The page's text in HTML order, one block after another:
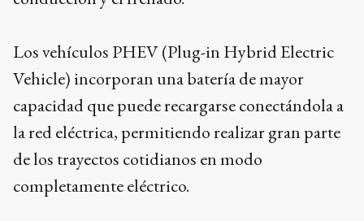
Los vehículos PHEV (Plug-in Hybrid Electric
Vehicle) incorporan una batería de mayor
capacidad que puede recargarse conectándola a
la red eléctrica, permitiendo realizar gran parte
de los trayectos cotidianos en modo
completamente eléctrico.